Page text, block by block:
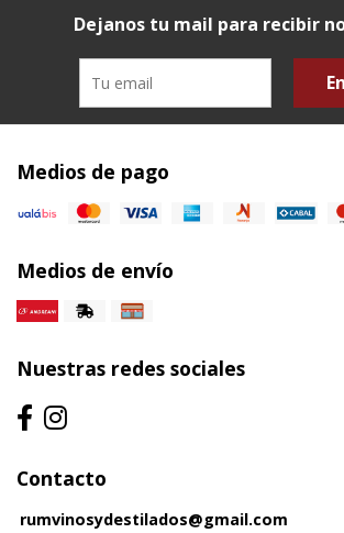
Dejanos tu mail para recibir
Medios de pago
Medios de envío
Nuestras redes sociales
Contacto
rumvinosydestilados@gmail.com